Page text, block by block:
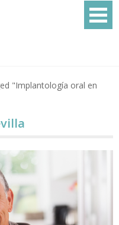
"Implantología oral en